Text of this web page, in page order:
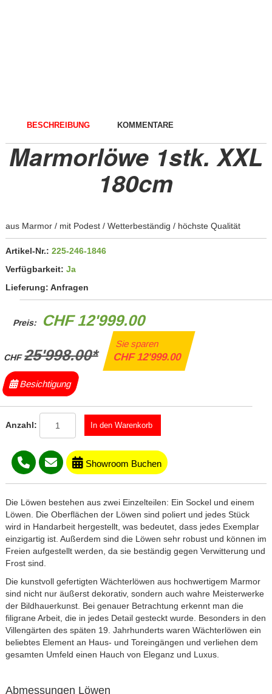
BESCHREIBUNG KOMMENTARE
Marmorlöwe 1stk. XXL
180cm
aus Marmor / mit Podest / Wetterbeständig / höchste Qualität
Artikel-Nr.: 225-246-1846
Verfügbarkeit: Ja
Lieferung: Anfragen
Preis: CHF 12'999.00
CHF25'998.00*
Sie sparen
CHF 12'999.00
Besichtigung
Anzahl:
Showroom Buchen
Die Löwen bestehen aus zwei Einzelteilen: Ein Sockel und einem
Löwen. Die Oberflächen der Löwen sind poliert und jedes Stück
wird in Handarbeit hergestellt, was bedeutet, dass jedes Exemplar
einzigartig ist. Außerdem sind die Löwen sehr robust und können im
Freien aufgestellt werden, da sie beständig gegen Verwitterung und
Frost sind.
Die kunstvoll gefertigten Wächterlöwen aus hochwertigem Marmor
sind nicht nur äußerst dekorativ, sondern auch wahre Meisterwerke
der Bildhauerkunst. Bei genauer Betrachtung erkennt man die
filigrane Arbeit, die in jedes Detail gesteckt wurde. Besonders in den
Villengärten des späten 19. Jahrhunderts waren Wächterlöwen ein
beliebtes Element an Haus- und Toreingängen und verliehen dem
gesamten Umfeld einen Hauch von Eleganz und Luxus.
Abmessungen Löwen